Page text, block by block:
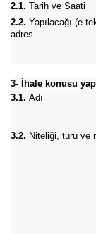
2.1. Tarih ve Saati
2.2. Yapılacağı (e-
adres
3- İhale konusu
3.1. Adı
3.2. Niteliği, türü ve